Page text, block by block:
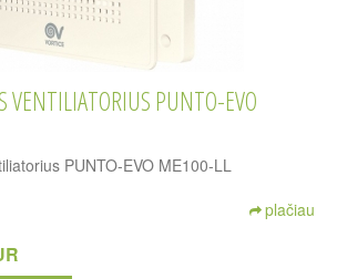
VENTILIATORIUS PUNTO-EVO
PUNTO-EVO ME100-LL
plačiau